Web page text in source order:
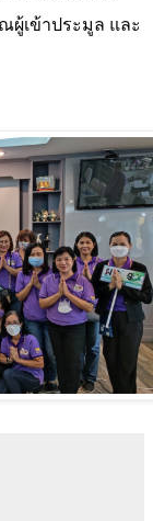
ผู้เข้าประมูล และ